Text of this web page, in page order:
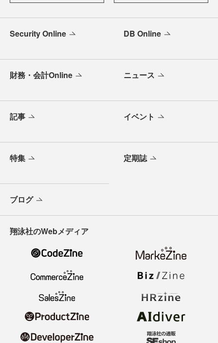
Security Online DB Online
財務・会計Online ニュース
記事 イベント
特集 定期誌
ブログ
翔泳社のWebメディア